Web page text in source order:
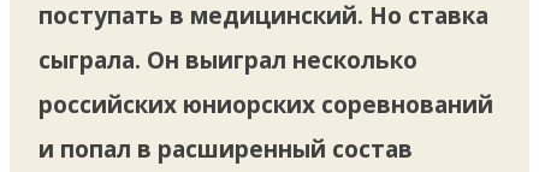
поступать в медицинский. Но ставка
сыграла. Он выиграл несколько
российских юниорских соревнований
и попал в расширенный состав